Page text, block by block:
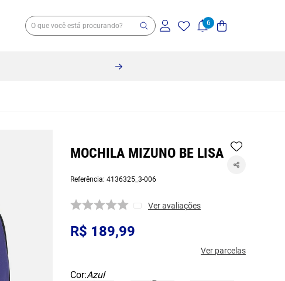
MOCHILA MIZUNO BE LISA
Referência: 4136325_3-006
Ver avaliações
R$ 189,99
Ver parcelas
Cor:Azul